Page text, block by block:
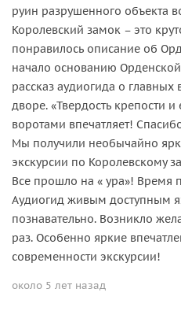
руин разрушенного объекта
Королевский замок – это
понравилось описание об
начало основанию
рассказ аудиогида о
дворе. «Твердость крепости
воротами впечатляет!
Мы получили необычайно
экскурсии по Королевскому
Все прошло на « ура»! Время
Аудиогид живым доступным
познавательно. Возникло
раз. Особенно яркие
современности экскурсии!
около 5 лет назад